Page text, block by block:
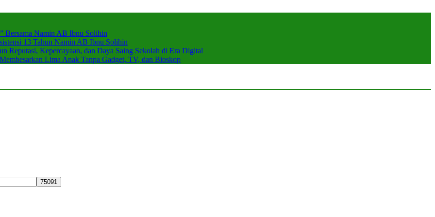
Bersama Namin AB Ibnu Solihin
13 Tahun Namin AB Ibnu Solihin
Reputasi, Kepercayaan, dan Daya Saing Sekolah di Era Digital
Lima Anak Tanpa Gadget, TV, dan Bioskop